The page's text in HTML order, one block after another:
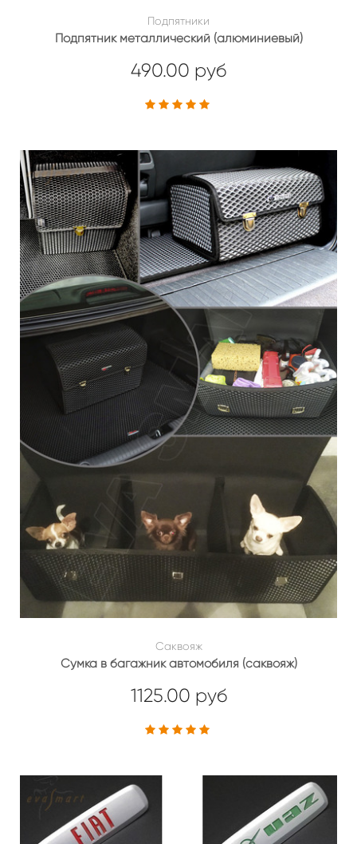
Подпятники
Подпятник металлический (алюминиевый)
490.00 руб
Саквояж
Сумка в багажник автомобиля (саквояж)
1125.00 руб